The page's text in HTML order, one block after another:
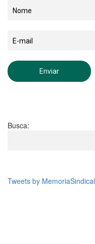
Busca:
Tweets by MemoriaSindical